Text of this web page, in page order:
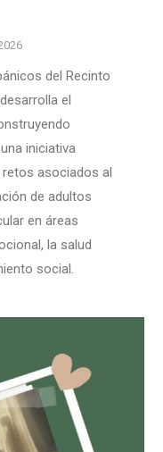
del Recinto
el
iniciativa
asociados al
de adultos
en áreas
la salud
social.